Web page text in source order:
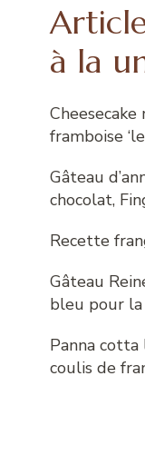
à la
framboise
Gâteau
chocolat,
Recette
Gâteau
bleu pour la
Panna
coulis de